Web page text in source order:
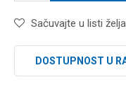
Sačuvajte u listi želja
DOSTUPNOST U